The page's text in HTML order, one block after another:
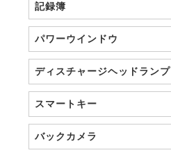
記録簿
パワーウインドウ
ディスチャージヘッドランプ
スマートキー
バックカメラ